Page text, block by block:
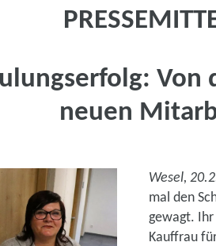
Von
neuen
Wesel,
mal den
gewagt.
Kauffrau